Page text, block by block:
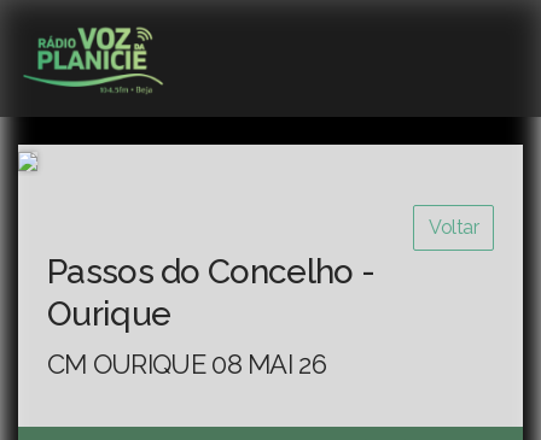
Voltar
Passos do Concelho -
Ourique
CM OURIQUE 08 MAI 26